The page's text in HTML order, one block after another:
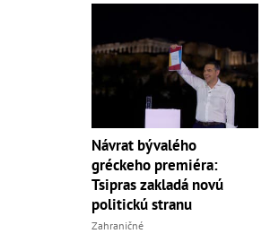
Návrat bývalého
gréckeho premiéra:
Tsipras zakladá novú
politickú stranu
Zahraničné